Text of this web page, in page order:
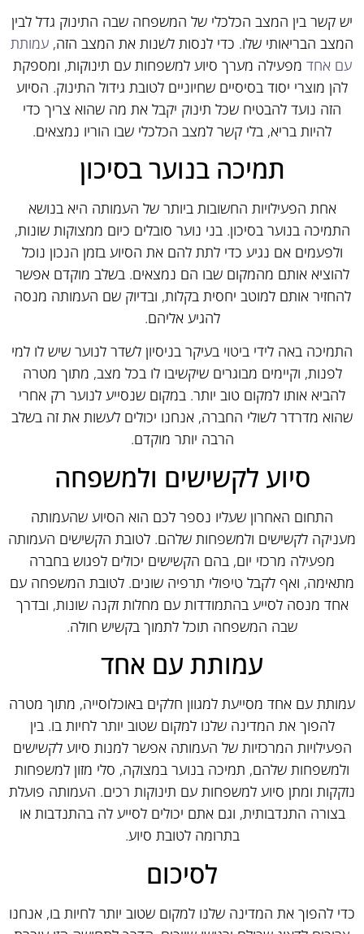
יש קשר בין המצב הכלכלי של המשפחה שבה התינוק גדל לבין
המצב הבריאותי שלו. כדי לנסות לשנות את המצב הזה, עמותת
עם אחד מפעילה מערך סיוע למשפחות עם תינוקות, ומספקת
להן מוצרי יסוד בסיסיים שחיוניים לטובת גידול התינוק. הסיוע
הזה נועד להבטיח שכל תינוק יקבל את מה שהוא צריך כדי
להיות בריא, בלי קשר למצב הכלכלי שבו הוריו נמצאים.
תמיכה בנוער בסיכון
אחת הפעילויות החשובות ביותר של העמותה היא בנושא
התמיכה בנוער בסיכון. בני נוער סובלים כיום ממצוקות שונות,
ולפעמים אם נגיע כדי לתת להם את הסיוע בזמן הנכון נוכל
להוציא אותם מהמקום שבו הם נמצאים. בשלב מוקדם אפשר
להחזיר אותם למוטב יחסית בקלות, ובדיוק שם העמותה מנסה
להגיע אליהם.
התמיכה באה לידי ביטוי בעיקר בניסיון לשדר לנוער שיש לו למי
לפנות, וקיימים מבוגרים שיקשיבו לו בכל מצב, מתוך מטרה
להביא אותו למקום טוב יותר. במקום שנסייע לנוער רק אחרי
שהוא מדרדר לשולי החברה, אנחנו יכולים לעשות את זה בשלב
הרבה יותר מוקדם.
סיוע לקשישים ולמשפחה
התחום האחרון שעליו נספר לכם הוא הסיוע שהעמותה
מעניקה לקשישים ולמשפחות שלהם. לטובת הקשישים העמותה
מפעילה מרכזי יום, בהם הקשישים יכולים לפגוש בחברה
מתאימה, ואף לקבל טיפולי תרפיה שונים. לטובת המשפחה עם
אחד מנסה לסייע בהתמודדות עם מחלות זקנה שונות, ובדרך
שבה המשפחה תוכל לתמוך בקשיש חולה.
עמותת עם אחד
עמותת עם אחד מסייעת למגוון חלקים באוכלוסייה, מתוך מטרה
להפוך את המדינה שלנו למקום שטוב יותר לחיות בו. בין
הפעילויות המרכזיות של העמותה אפשר למנות סיוע לקשישים
ולמשפחות שלהם, תמיכה בנוער במצוקה, סלי מזון למשפחות
נזקקות ומתן סיוע למשפחות עם תינוקות רכים. העמותה פועלת
בצורה התנדבותית, וגם אתם יכולים לסייע לה בהתנדבות או
בתרומה לטובת סיוע.
לסיכום
כדי להפוך את המדינה שלנו למקום שטוב יותר לחיות בו, אנחנו